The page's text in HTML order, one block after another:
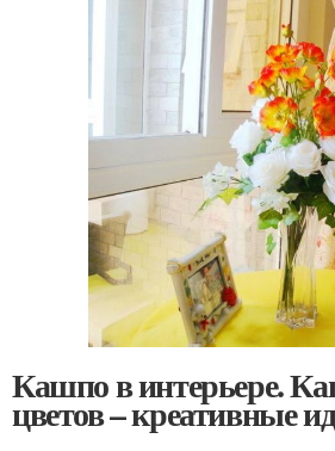
Кашпо в интерьере.
цветов – креативные